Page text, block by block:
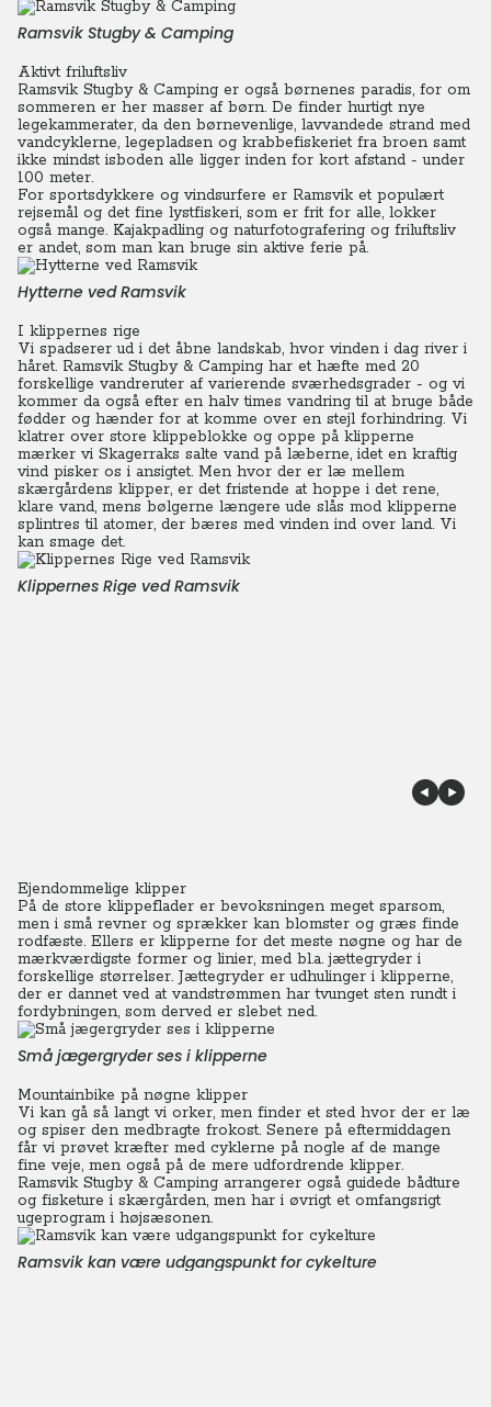
Ramsvik Stugby & Camping
Aktivt friluftsliv
Ramsvik Stugby & Camping er også børnenes paradis, for om
sommeren er her masser af børn. De finder hurtigt nye
legekammerater, da den børnevenlige, lavvandede strand med
vandcyklerne, legepladsen og krabbefiskeriet fra broen samt
ikke mindst isboden alle ligger inden for kort afstand - under
100 meter.
For sportsdykkere og vindsurfere er Ramsvik et populært
rejsemål og det fine lystfiskeri, som er frit for alle, lokker
også mange. Kajakpadling og naturfotografering og friluftsliv
er andet, som man kan bruge sin aktive ferie på.
Hytterne ved Ramsvik
I klippernes rige
Vi spadserer ud i det åbne landskab, hvor vinden i dag river i
håret. Ramsvik Stugby & Camping har et hæfte med 20
forskellige vandreruter af varierende sværhedsgrader - og vi
kommer da også efter en halv times vandring til at bruge både
fødder og hænder for at komme over en stejl forhindring. Vi
klatrer over store klippeblokke og oppe på klipperne
mærker vi Skagerraks salte vand på læberne, idet en kraftig
vind pisker os i ansigtet. Men hvor der er læ mellem
skærgårdens klipper, er det fristende at hoppe i det rene,
klare vand, mens bølgerne længere ude slås mod klipperne
splintres til atomer, der bæres med vinden ind over land. Vi
kan smage det.
Klippernes Rige ved Ramsvik
Ejendommelige klipper
På de store klippeflader er bevoksningen meget sparsom,
men i små revner og sprækker kan blomster og græs finde
rodfæste. Ellers er klipperne for det meste nøgne og har de
mærkværdigste former og linier, med bl.a. jættegryder i
forskellige størrelser. Jættegryder er udhulinger i klipperne,
der er dannet ved at vandstrømmen har tvunget sten rundt i
fordybningen, som derved er slebet ned.
Små jægergryder ses i klipperne
Mountainbike på nøgne klipper
Vi kan gå så langt vi orker, men finder et sted hvor der er læ
og spiser den medbragte frokost. Senere på eftermiddagen
får vi prøvet kræfter med cyklerne på nogle af de mange
fine veje, men også på de mere udfordrende klipper.
Ramsvik Stugby & Camping arrangerer også guidede bådture
og fisketure i skærgården, men har i øvrigt et omfangsrigt
ugeprogram i højsæsonen.
Ramsvik kan være udgangspunkt for cykelture